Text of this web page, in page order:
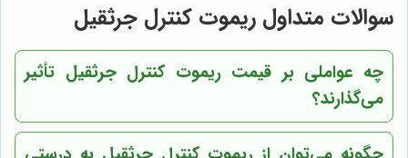
سوالات متداول ریموت کنترل جرثقیل
چه عواملی بر قیمت ریموت کنترل جرثقیل تأثیر
می‌گذارند؟